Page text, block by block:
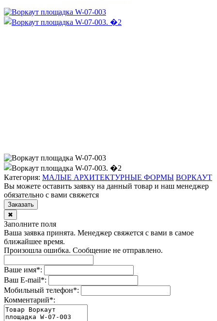
Категория: МАЛЫЕ АРХИТЕКТУРНЫЕ ФОРМЫ ВОРКАУТ
Вы можете оставить заявку на данный товар и наш менеджер
обязательно с вами свяжется
Заказать
✖
Заполните поля
Ваша заявка принята. Менеджер свяжется с вами в самое
ближайшее время.
Произошла ошибка. Сообщение не отправлено.
Ваше имя*:
Ваш E-mail*:
Мобильный телефон*:
Комментарий*: